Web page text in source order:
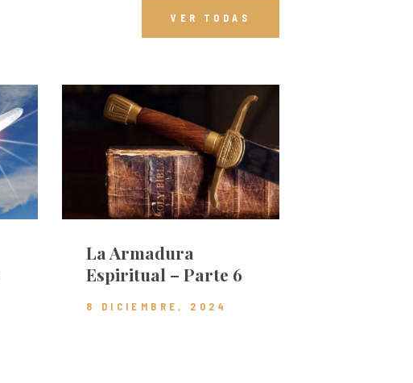
VER TODAS
La Armadura
Espiritual – Parte 6
8 DICIEMBRE, 2024